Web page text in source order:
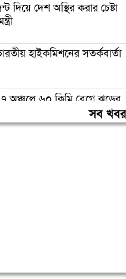
দিয়ে দেশ অস্থির করার চেষ্টা
হাইকমিশনের সতর্কবার্তা
৭ অঞ্চলে ৬০ কিমি বেগে ঝড়ের
সব